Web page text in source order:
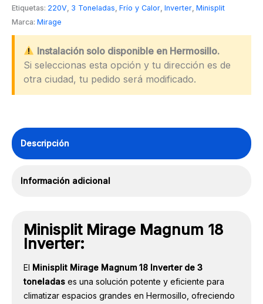
cantidad
Etiquetas: 220V 3 Toneladas Frío y Calor Inverter Minisplit
Marca: Mirage
Instalación solo disponible en Hermosillo.
Si seleccionas esta opción y tu dirección es de
otra ciudad, tu pedido será modificado.
Descripción
Información adicional
Minisplit Mirage Magnum 18
Inverter:
El Minisplit Mirage Magnum 18 Inverter de 3
toneladas es una solución potente y eficiente para
climatizar espacios grandes en Hermosillo, ofreciendo